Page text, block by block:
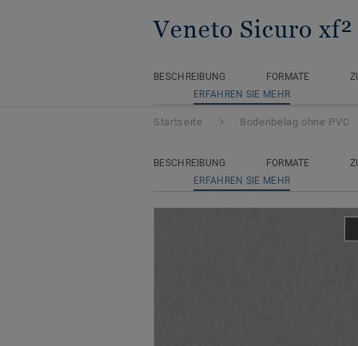
Veneto Sicuro xf²
BESCHREIBUNG FORMATE
ERFAHREN SIE MEHR
Startseite Bodenbelag ohne PVC
BESCHREIBUNG FORMATE
ERFAHREN SIE MEHR